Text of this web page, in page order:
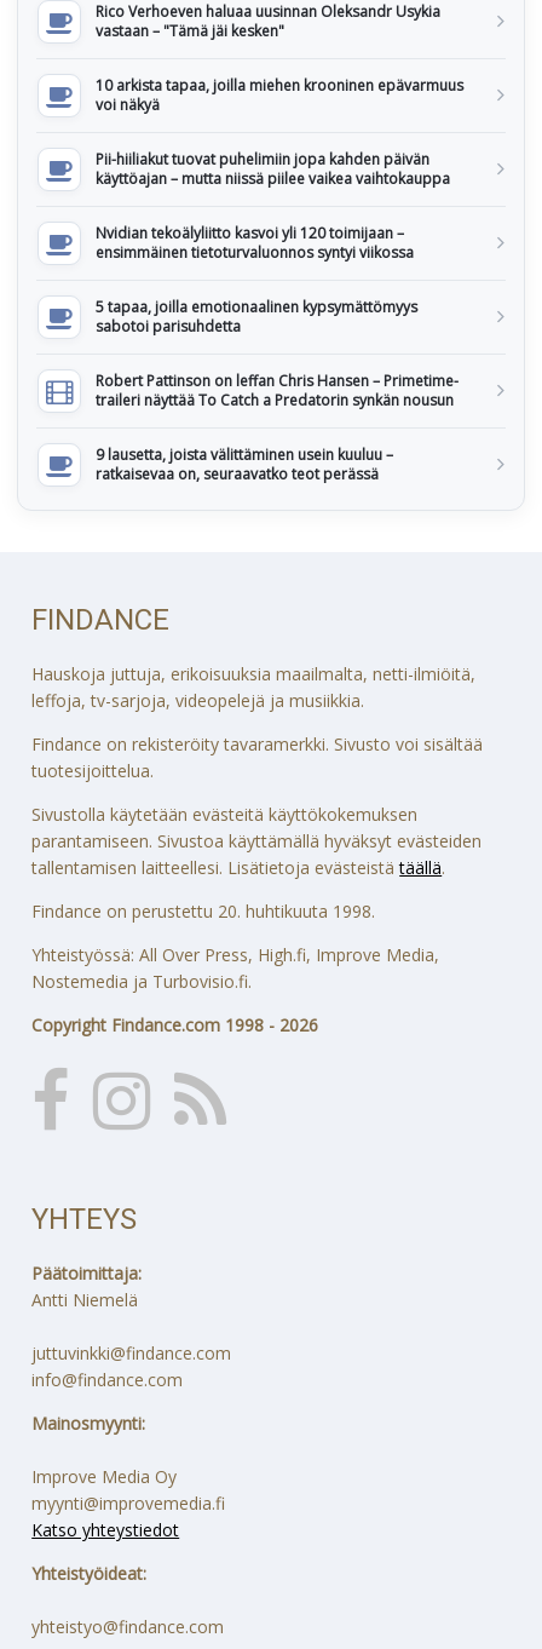
Rico Verhoeven haluaa uusinnan Oleksandr Usykia
vastaan – "Tämä jäi kesken"
10 arkista tapaa, joilla miehen krooninen epävarmuus
voi näkyä
Pii-hiiliakut tuovat puhelimiin jopa kahden päivän
käyttöajan – mutta niissä piilee vaikea vaihtokauppa
Nvidian tekoälyliitto kasvoi yli 120 toimijaan –
ensimmäinen tietoturvaluonnos syntyi viikossa
5 tapaa, joilla emotionaalinen kypsymättömyys
sabotoi parisuhdetta
Robert Pattinson on leffan Chris Hansen – Primetime-
traileri näyttää To Catch a Predatorin synkän nousun
9 lausetta, joista välittäminen usein kuuluu –
ratkaisevaa on, seuraavatko teot perässä
FINDANCE
Hauskoja juttuja, erikoisuuksia maailmalta, netti-ilmiöitä,
leffoja, tv-sarjoja, videopelejä ja musiikkia.
Findance on rekisteröity tavaramerkki. Sivusto voi sisältää
tuotesijoittelua.
Sivustolla käytetään evästeitä käyttökokemuksen
parantamiseen. Sivustoa käyttämällä hyväksyt evästeiden
tallentamisen laitteellesi. Lisätietoja evästeistätäällä.
Findance on perustettu 20. huhtikuuta 1998.
Yhteistyössä: All Over Press, High.fi, Improve Media,
Nostemedia ja Turbovisio.fi.
Copyright Findance.com 1998 - 2026
YHTEYS
Päätoimittaja:
Antti Niemelä
juttuvinkki@findance.com
info@findance.com
Mainosmyynti:
Improve Media Oy
myynti@improvemedia.fi
Katso yhteystiedot
Yhteistyöideat:
yhteistyo@findance.com